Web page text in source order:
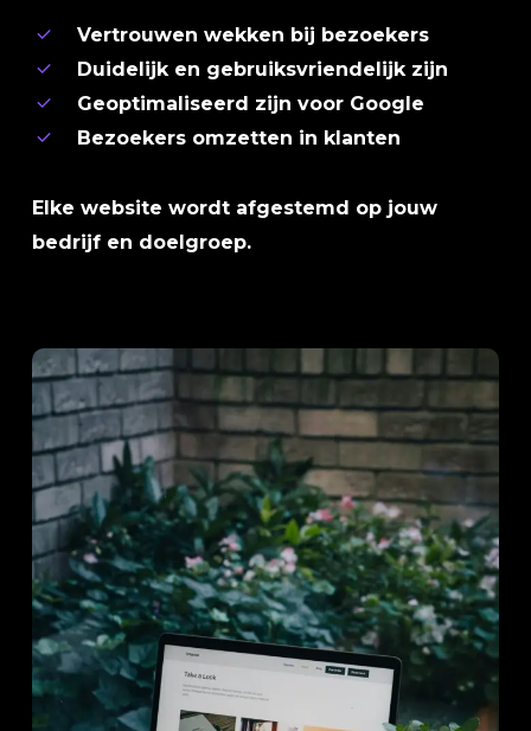
Vertrouwen wekken bij bezoekers
Duidelijk en gebruiksvriendelijk zijn
Geoptimaliseerd zijn voor Google
Bezoekers omzetten in klanten
Elke website wordt afgestemd op jouw
bedrijf en doelgroep.